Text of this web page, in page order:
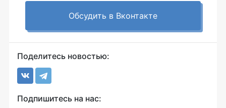
Обсудить в Вконтакте
Поделитесь новостью:
Подпишитесь на нас: